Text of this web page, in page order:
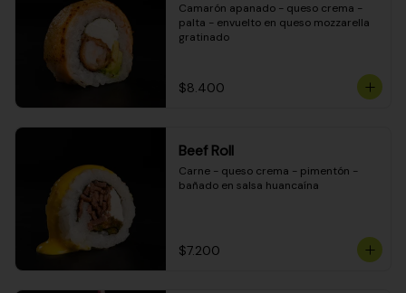
Camarón apanado - queso crema -
palta - envuelto en queso mozzarella
gratinado
$8.400
Beef Roll
Carne - queso crema - pimentón -
bañado en salsa huancaína
$7.200